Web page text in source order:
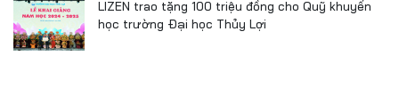
LIZEN trao tặng 100 triệu đồng cho Quỹ khuyến
học trường Đại học Thủy Lợi